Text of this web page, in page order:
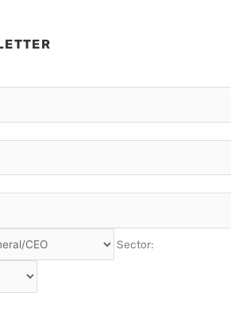
Sector: